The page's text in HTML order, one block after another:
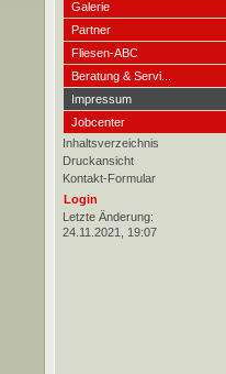
Galerie
Partner
Fliesen-ABC
Beratung & Servi...
Impressum
Jobcenter
Inhaltsverzeichnis
Druckansicht
Kontakt-Formular
Login
Letzte Änderung:
24.11.2021, 19:07